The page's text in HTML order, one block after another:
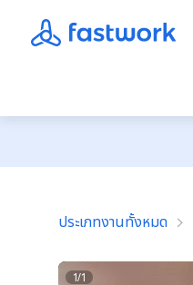
ประเภทงานทั้งหมด
1/1